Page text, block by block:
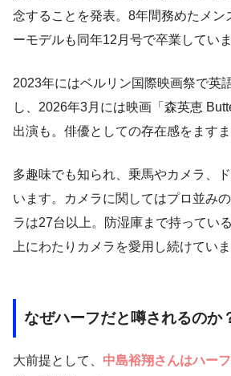
念することを発表。8年間務めたメン
ーモデルも同年12月号で卒業していま
2023年にはベルリン国際映画祭で英
し、2026年3月には映画「森英恵
出演も。俳優としての存在感をます
多趣味でも知られ、乗馬やカメラ、
います。カメラに関してはプロ並み
ラは27台以上。防湿庫まで持ってい
上にわたりカメラを愛用し続けていま
なぜハーフだと噂されるのか
大前提として、 中島裕翔さんはハー